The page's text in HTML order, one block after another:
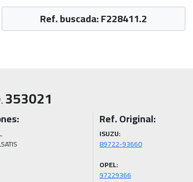
Ref. buscada: F228411.2
353021
Ref. Original:
ISUZU:
89722-93660
OPEL:
97229366